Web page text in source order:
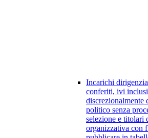
Incarichi
conferiti, ivi
politico senza
selezione e titolari
organizzativa con